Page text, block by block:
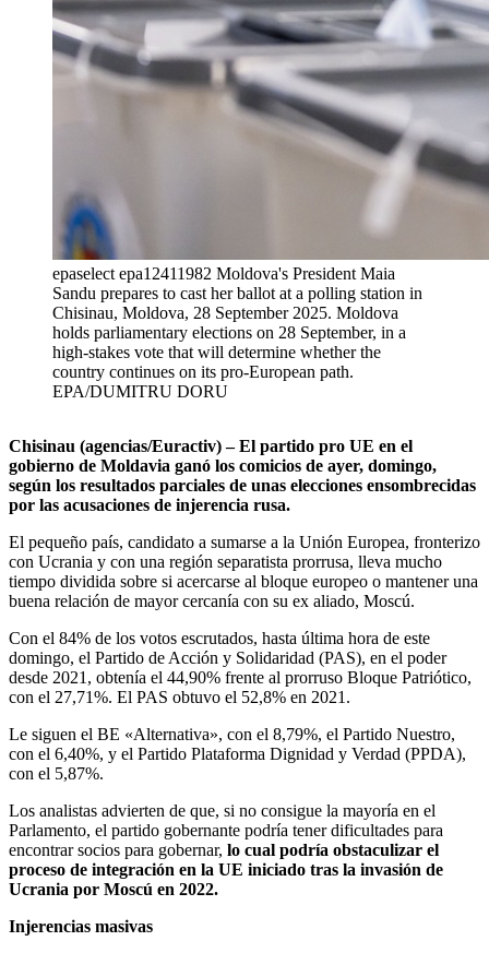
epaselect epa12411982 Moldova's President Maia
Sandu prepares to cast her ballot at a polling station in
Chisinau, Moldova, 28 September 2025. Moldova
holds parliamentary elections on 28 September, in a
high-stakes vote that will determine whether the
country continues on its pro-European path.
EPA/DUMITRU DORU
Chisinau (agencias/Euractiv) – El partido pro UE en el
gobierno de Moldavia ganó los comicios de ayer, domingo,
según los resultados parciales de unas elecciones ensombrecidas
por las acusaciones de injerencia rusa.
El pequeño país, candidato a sumarse a la Unión Europea, fronterizo
con Ucrania y con una región separatista prorrusa, lleva mucho
tiempo dividida sobre si acercarse al bloque europeo o mantener una
buena relación de mayor cercanía con su ex aliado, Moscú.
Con el 84% de los votos escrutados, hasta última hora de este
domingo, el Partido de Acción y Solidaridad (PAS), en el poder
desde 2021, obtenía el 44,90% frente al prorruso Bloque Patriótico,
con el 27,71%. El PAS obtuvo el 52,8% en 2021.
Le siguen el BE «Alternativa», con el 8,79%, el Partido Nuestro,
con el 6,40%, y el Partido Plataforma Dignidad y Verdad (PPDA),
con el 5,87%.
Los analistas advierten de que, si no consigue la mayoría en el
Parlamento, el partido gobernante podría tener dificultades para
encontrar socios para gobernar, lo cual podría obstaculizar el
proceso de integración en la UE iniciado tras la invasión de
Ucrania por Moscú en 2022.
Injerencias masivas